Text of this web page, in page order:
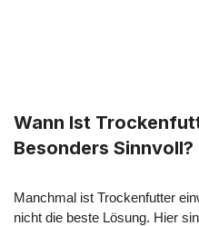
Wann Ist
Besonders Sinnvoll?
Manchmal ist Trockenfutter
nicht die beste Lösung. Hier